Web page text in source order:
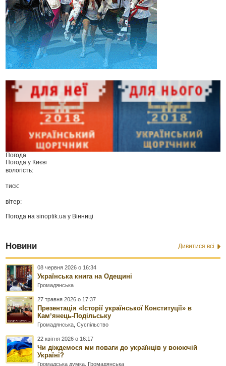
Погода
Погода у Києві
вологість:
тиск:
вітер:
Погода наsinoptik.ua у Вінниці
Новини Дивитися всі
08 червня 2026 о 16:34
Українська книга на Одещині
Громадянська
27 травня 2026 о 17:37
Презентація «Історії української Конституції» в
Камʼянець-Подільську
Громадянська ,Суспільство
22 квітня 2026 о 16:17
Чи діждемося ми поваги до українців у воюючій
Україні?
Громадська думка Громадянська